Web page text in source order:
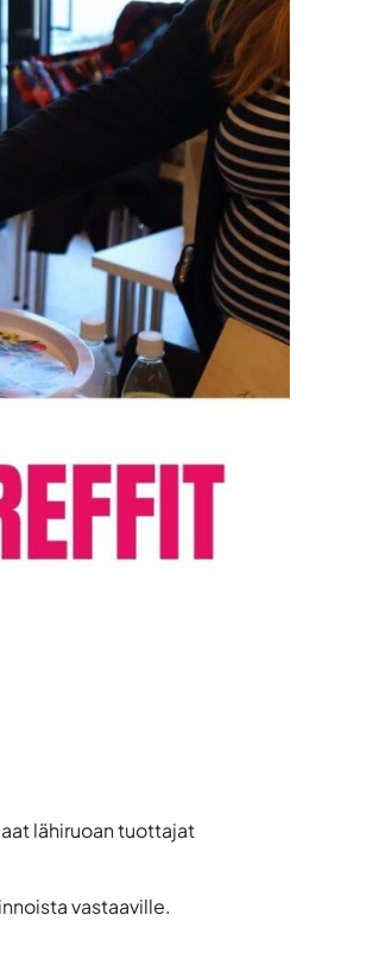
lähiruoan tuottajat
vastaaville.